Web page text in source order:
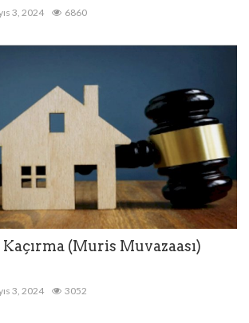
3, 2024 6860
(Muris Muvazaası)
3, 2024 3052